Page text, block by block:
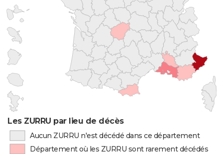
Les ZURRU par lieu de décès
Aucun ZURRU n'est décédé dans ce département
Département où les ZURRU sont rarement décédés